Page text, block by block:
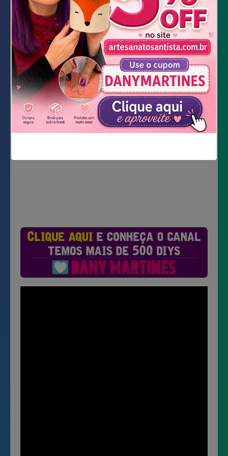
Cola quente
Linha prata
Pinça
DOWNLOAD DOS MOLDES